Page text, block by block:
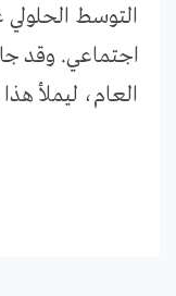
التوسط الحلولي
اجتماعي. وقد
العام، ليملأ